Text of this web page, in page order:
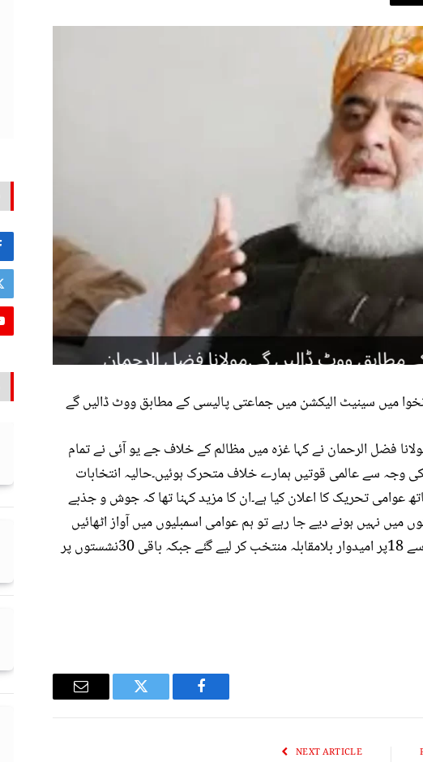
میں سینیٹ الیکشن میں جماعتی پالیسی کے مطابق ووٹ ڈالیں گے
فضل الرحمان نے کہا غزہ میں مظالم کے خلاف جے یو آئی نے تمام
وجہ سے عالمی قوتیں ہمارے خلاف متحرک ہوئیں۔حالیہ انتخابات
عوامی تحریک کا اعلان کیا ہے۔ان کا مزید کہنا تھا کہ جوش و جذبے
میں نہیں ہونے دیے جا رہے تو ہم عوامی اسمبلیوں میں آواز اٹھائیں
گے۔یاد رہے کہ سینیٹ کی 48خالی نشستوں میں سے 18پر امیدوار بلامقابلہ منتخب کر لیے گئے جبکہ باقی 30نشستوں پر
Facebook
Twitter
Email
NEXT ARTICLE